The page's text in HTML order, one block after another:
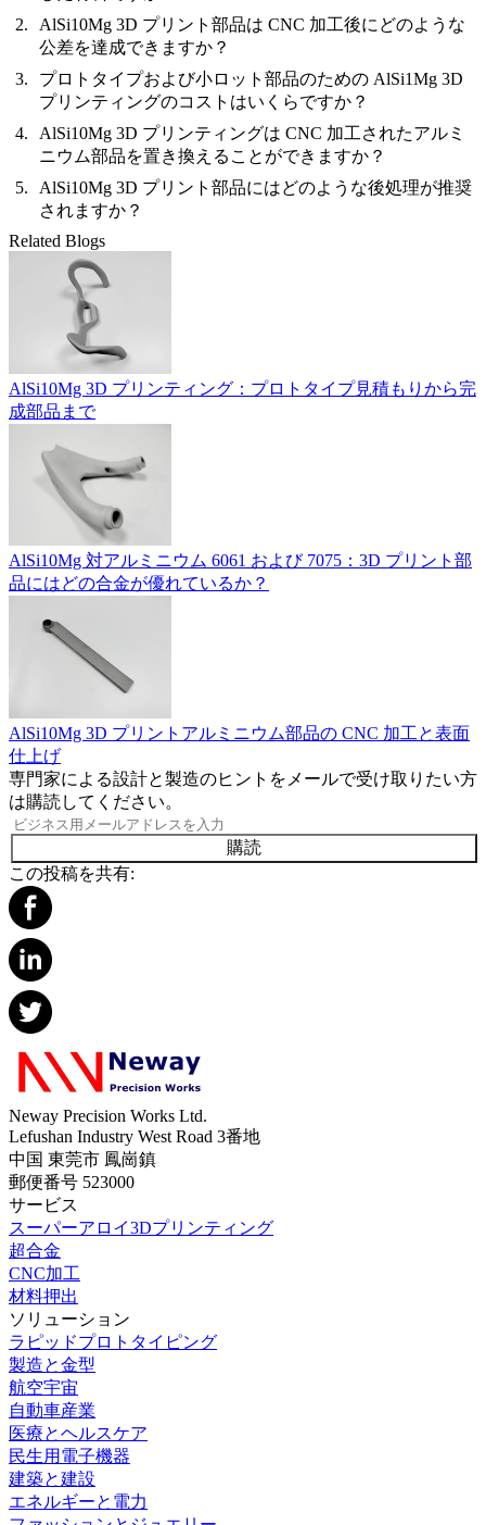
AlSi10Mg 3D プリント部品は CNC 加工後にどのような
公差を達成できますか？
プロトタイプおよび小ロット部品のための AlSi1Mg 3D
プリンティングのコストはいくらですか？
AlSi10Mg 3D プリンティングは CNC 加工されたアルミ
ニウム部品を置き換えることができますか？
AlSi10Mg 3D プリント部品にはどのような後処理が推奨
されますか？
Related Blogs
AlSi10Mg 3D プリンティング：プロトタイプ見積もりから完
成部品まで
AlSi10Mg 対アルミニウム 6061 および 7075：3D プリント部
品にはどの合金が優れているか？
AlSi10Mg 3D プリントアルミニウム部品の CNC 加工と表面
仕上げ
専門家による設計と製造のヒントをメールで受け取りたい方
は購読してください。
購読
この投稿を共有:
Neway Precision Works Ltd.
Lefushan Industry West Road 3番地
中国 東莞市 鳳崗鎮
郵便番号 523000
サービス
スーパーアロイ3Dプリンティング
超合金
CNC加工
材料押出
ソリューション
ラピッドプロトタイピング
製造と金型
航空宇宙
自動車産業
医療とヘルスケア
民生用電子機器
建築と建設
エネルギーと電力